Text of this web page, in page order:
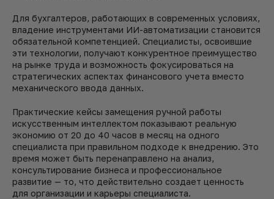
Для бухгалтеров, работающих в современных условиях,
владение инструментами ИИ-автоматизации становится
обязательной компетенцией. Специалисты, освоившие
эти технологии, получают конкурентное преимущество
на рынке труда и возможность фокусироваться на
стратегических аспектах финансового учета вместо
механического ввода данных.
Практические кейсы замещения ручной работы
искусственным интеллектом показывают реальную
экономию от 20 до 40 часов в месяц на одного
специалиста при правильном подходе к внедрению. Это
время может быть перенаправлено на анализ,
консультирование бизнеса и профессиональное
развитие — то, что действительно создает ценность
для организации и карьеры специалиста.